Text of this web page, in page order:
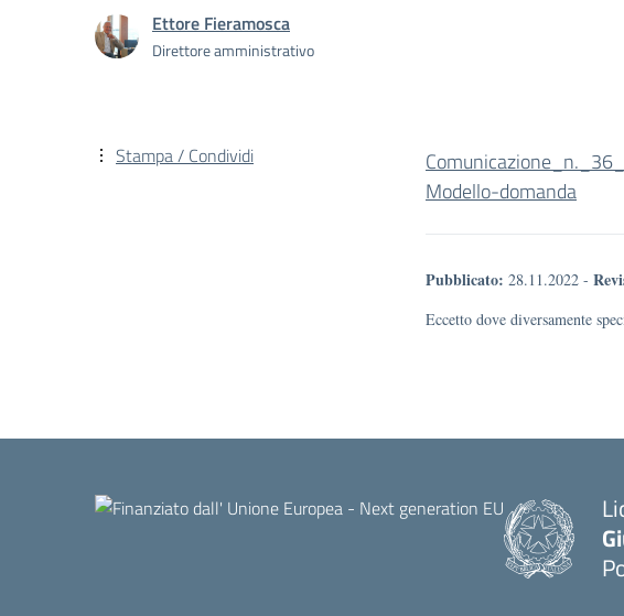
Ettore Fieramosca
Direttore amministrativo
Modello-domanda
Pubblicato: 28.11.2022 -
Eccetto dove diversamente
Stampa / Condividi